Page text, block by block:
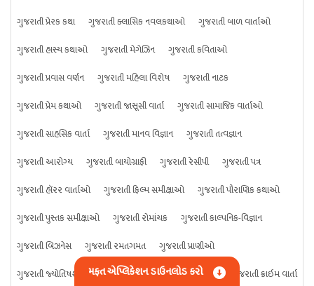
ગુજરાતી પ્રેરક કથા
ગુજરાતી ક્લાસિક નવલકથાઓ
ગુજરાતી બાળ વાર્તાઓ
ગુજરાતી હાસ્ય કથાઓ
ગુજરાતી મેગેઝિન
ગુજરાતી કવિતાઓ
ગુજરાતી પ્રવાસ વર્ણન
ગુજરાતી મહિલા વિશેષ
ગુજરાતી નાટક
ગુજરાતી પ્રેમ કથાઓ
ગુજરાતી જાસૂસી વાર્તા
ગુજરાતી સામાજિક વાર્તાઓ
ગુજરાતી સાહસિક વાર્તા
ગુજરાતી માનવ વિજ્ઞાન
ગુજરાતી તત્વજ્ઞાન
ગુજરાતી આરોગ્ય
ગુજરાતી બાયોગ્રાફી ગુજરાતી રેસીપી
ગુજરાતી પત્ર
ગુજરાતી હૉરર વાર્તાઓ
ગુજરાતી ફિલ્મ સમીક્ષાઓ
ગુજરાતી પૌરાણિક કથાઓ
ગુજરાતી પુસ્તક સમીક્ષાઓ
ગુજરાતી રોમાંચક
ગુજરાતી કાલ્પનિક-વિજ્ઞાન
ગુજરાતી બિઝનેસ
ગુજરાતી રમતગમત
ગુજરાતી પ્રાણીઓ
ગુજરાતી જ્યોતિષશાસ્ત્ર
ગુજરાતી વિજ્ઞાન ગુજરાતી કંઈપણ ગુજરાતી ક્રાઇમ વાર્તા
મફત એપ્લિકેશન ડાઉનલોડ કરો